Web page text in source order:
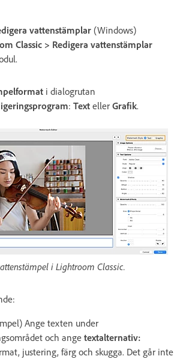
vattenstämplar (Windows)
Classic > Redigera vattenstämplar
i dialogrutan
: Text eller Grafik.
i Lightroom Classic.
Ange texten under
och ange textalternativ:
justering, färg och skugga. Det går inte